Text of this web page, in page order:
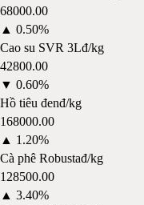
68000.00
▲ 0.50%
Cao su SVR 3Lđ/kg
42800.00
▼ 0.60%
Hồ tiêu đenđ/kg
168000.00
▲ 1.20%
Cà phê Robustađ/kg
128500.00
▲ 3.40%